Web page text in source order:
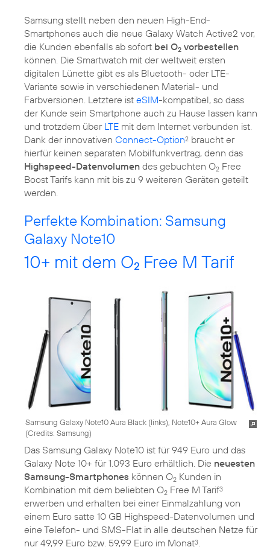
Samsung stellt neben den neuen High-End-
Smartphones auch die neue Galaxy Watch Active2 vor,
die Kunden ebenfalls ab sofort bei O2 vorbestellen
können. Die Smartwatch mit der weltweit ersten
digitalen Lünette gibt es als Bluetooth- oder LTE-
Variante sowie in verschiedenen Material- und
Farbversionen. Letztere ist eSIM-kompatibel, so dass
der Kunde sein Smartphone auch zu Hause lassen kann
und trotzdem über LTE mit dem Internet verbunden ist.
Dank der innovativen Connect-Option2 braucht er
hierfür keinen separaten Mobilfunkvertrag, denn das
Highspeed-Datenvolumen des gebuchten O2 Free
Boost Tarifs kann mit bis zu 9 weiteren Geräten geteilt
werden.
Perfekte Kombination: Samsung
Galaxy Note10
10+ mit dem O2 Free M Tarif
Samsung Galaxy Note10 Aura Black (links), Note10+ Aura Glow
(Credits: Samsung)
Das Samsung Galaxy Note10 ist für 949 Euro und das
Galaxy Note 10+ für 1.093 Euro erhältlich. Die neuesten
Samsung-Smartphones können O2 Kunden in
Kombination mit dem beliebten O2 Free M Tarif3
erwerben und erhalten bei einer Einmalzahlung von
einem Euro satte 10 GB Highspeed-Datenvolumen und
eine Telefon- und SMS-Flat in alle deutschen Netze für
nur 49,99 Euro bzw. 59,99 Euro im Monat3.